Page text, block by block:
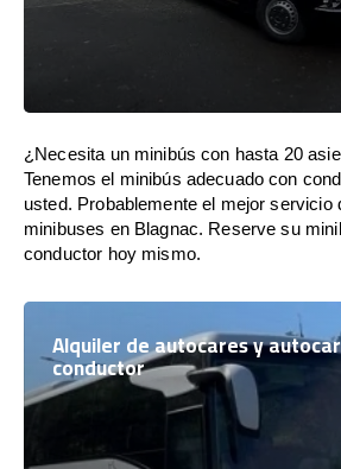
¿Necesita un minibús con hasta 20
Tenemos el minibús adecuado con
usted. Probablemente el mejor servicio
minibuses en Blagnac. Reserve su
conductor hoy mismo.
Alquiler de autocares y
conductor